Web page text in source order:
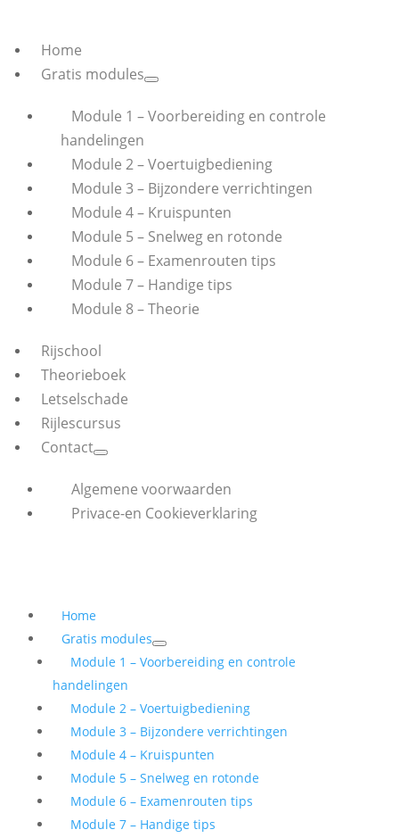
Home
Gratis modules
Module 1 – Voorbereiding en controle
handelingen
Module 2 – Voertuigbediening
Module 3 – Bijzondere verrichtingen
Module 4 – Kruispunten
Module 5 – Snelweg en rotonde
Module 6 – Examenrouten tips
Module 7 – Handige tips
Module 8 – Theorie
Rijschool
Theorieboek
Letselschade
Rijlescursus
Contact
Algemene voorwaarden
Privace-en Cookieverklaring
Home
Gratis modules
Module 1 – Voorbereiding en controle
handelingen
Module 2 – Voertuigbediening
Module 3 – Bijzondere verrichtingen
Module 4 – Kruispunten
Module 5 – Snelweg en rotonde
Module 6 – Examenrouten tips
Module 7 – Handige tips